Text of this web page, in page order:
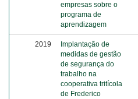
empresas sobre o
programa de
aprendizagem
2019
Implantação de
medidas de gestão
de segurança do
trabalho na
cooperativa tritícola
de Frederico